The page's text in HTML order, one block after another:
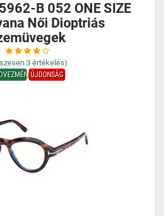
B 052 ONE SIZE
Női Dioptriás
3 értékelés)
ÚJDONSÁG